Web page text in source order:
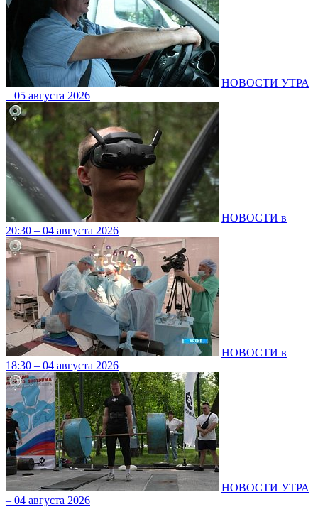
НОВОСТИ УТРА
– 05 августа 2026
НОВОСТИ в
20:30 – 04 августа 2026
НОВОСТИ в
18:30 – 04 августа 2026
НОВОСТИ УТРА
– 04 августа 2026